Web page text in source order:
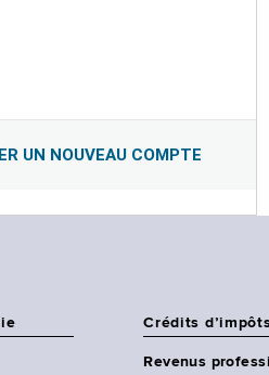
UN NOUVEAU COMPTE
Crédits
Revenus